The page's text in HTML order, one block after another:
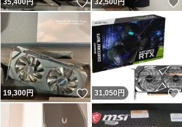
いいね！
35,400円 いいね！
32,500円
いいね！
19,300円 いいね！
31,050 円